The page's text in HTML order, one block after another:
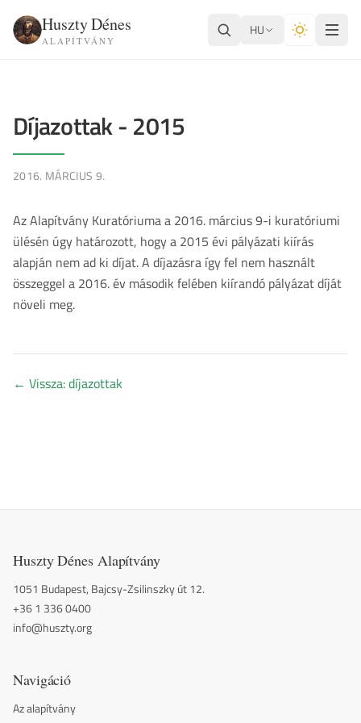
Huszty Dénes
ALAPÍTVÁNY
HU
Díjazottak - 2015
2016. MÁRCIUS 9.
Az Alapítvány Kuratóriuma a 2016. március 9-i kuratóriumi
ülésén úgy határozott, hogy a 2015 évi pályázati kiírás
alapján nem ad ki díjat. A díjazásra így fel nem használt
összeggel a 2016. év második felében kiírandó pályázat díját
növeli meg.
← Vissza: díjazottak
Huszty Dénes Alapítvány
1051 Budapest, Bajcsy-Zsilinszky út 12.
+36 1 336 0400
info@huszty.org
Navigáció
Az alapítvány